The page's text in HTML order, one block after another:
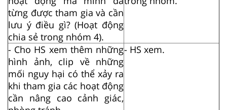
từng được tham gia và cần
lưu ý điều gì? (Hoạt động
chia sẻ trong nhóm 4).
- Cho HS xem thêm những
hình ảnh, clip về những
mối nguy hại có thể xảy ra
khi tham gia các hoạt động
cần nâng cao cảnh giác,
- HS xem.